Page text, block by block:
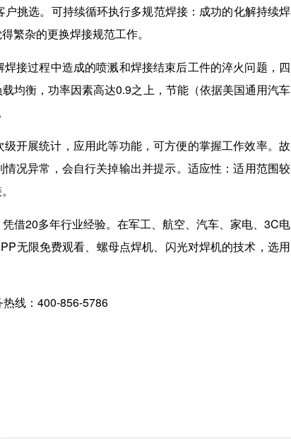
选。可持续循环执行多规范焊接：成功的化解持续焊
繁杂的更换焊接规范工作。
焊接过程中造成的喷溅和焊接结束后工件的淬火问题，四
均衡，功率因素高达0.9之上，节能（依据美国通用汽车
展统计，应用此等功能，可方便的掌握工作效率。故
况异常，会自行关掉输出并提示。适应性：适用范围较
年行业经验。在军工、航空、汽车、家电、3C电
无限免费观看、螺母点焊机、闪光对焊机的技术，选用
线：400-856-5786